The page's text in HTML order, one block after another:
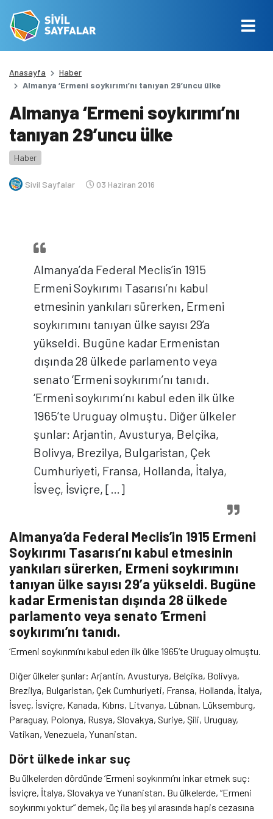
Anasayfa
Haber
Almanya ‘Ermeni soykırımı’nı tanıyan 29’uncu ülke
Almanya ‘Ermeni soykırımı’nı
tanıyan 29’uncu ülke
Haber
Sivil Sayfalar 03 Haziran 2016
Almanya’da Federal Meclis’in 1915
Ermeni Soykırımı Tasarısı’nı kabul
etmesinin yankıları sürerken, Ermeni
soykırımını tanıyan ülke sayısı 29’a
yükseldi. Bugüne kadar Ermenistan
dışında 28 ülkede parlamento veya
senato ‘Ermeni soykırımı’nı tanıdı.
‘Ermeni soykırımı’nı kabul eden ilk ülke
1965’te Uruguay olmuştu. Diğer ülkeler
şunlar: Arjantin, Avusturya, Belçika,
Bolivya, Brezilya, Bulgaristan, Çek
Cumhuriyeti, Fransa, Hollanda, İtalya,
İsveç, İsviçre, […]
Almanya’da Federal Meclis’in 1915 Ermeni
Soykırımı Tasarısı’nı kabul etmesinin
yankıları sürerken, Ermeni soykırımını
tanıyan ülke sayısı 29’a yükseldi. Bugüne
kadar Ermenistan dışında 28 ülkede
parlamento veya senato ‘Ermeni
soykırımı’nı tanıdı.
‘Ermeni soykırımı’nı kabul eden ilk ülke 1965’te Uruguay olmuştu.
Diğer ülkeler şunlar: Arjantin, Avusturya, Belçika, Bolivya,
Brezilya, Bulgaristan, Çek Cumhuriyeti, Fransa, Hollanda, İtalya,
İsveç, İsviçre, Kanada, Kıbrıs, Litvanya, Lübnan, Lüksemburg,
Paraguay, Polonya, Rusya, Slovakya, Suriye, Şili, Uruguay,
Vatikan, Venezuela, Yunanistan.
Dört ülkede inkar suç
Bu ülkelerden dördünde ‘Ermeni soykırımı’nı inkar etmek suç:
İsviçre, İtalya, Slovakya ve Yunanistan. Bu ülkelerde, “Ermeni
soykırımı yoktur” demek, üç ila beş yıl arasında hapis cezasına